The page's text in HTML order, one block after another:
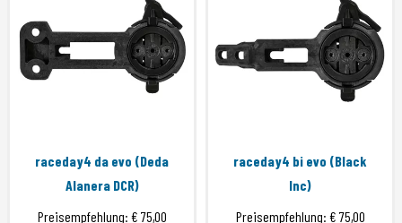
raceday4 da evo (Deda
Alanera DCR)
Preisempfehlung: € 75,00
raceday4 bi evo (Black
Inc)
Preisempfehlung: € 75,00